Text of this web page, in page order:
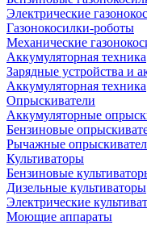
Электрические
Газонокосилки-роботы
Механические
Аккумуляторная техника
Зарядные устройства и
Аккумуляторная техника
Опрыскиватели
Аккумуляторные
Бензиновые
Рычажные
Культиваторы
Бензиновые
Дизельные культиваторы
Электрические
Моющие аппараты